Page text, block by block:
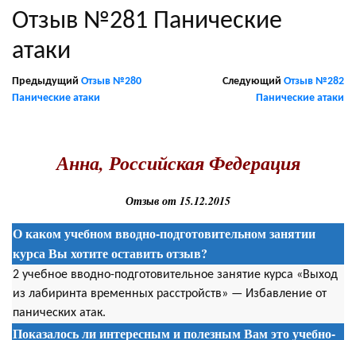
Отзыв №281 Панические
атаки
Предыдущий Отзыв №280
Панические атаки
Следующий Отзыв №282
Панические атаки
Анна, Российская Федерация
Отзыв от 15.12.2015
О каком учебном вводно-подготовительном занятии
курса Вы хотите оставить отзыв?
2 учебное вводно-подготовительное занятие курса «Выход
из лабиринта временных расстройств» — Избавление от
панических атак.
Показалось ли интересным и полезным Вам это учебно-